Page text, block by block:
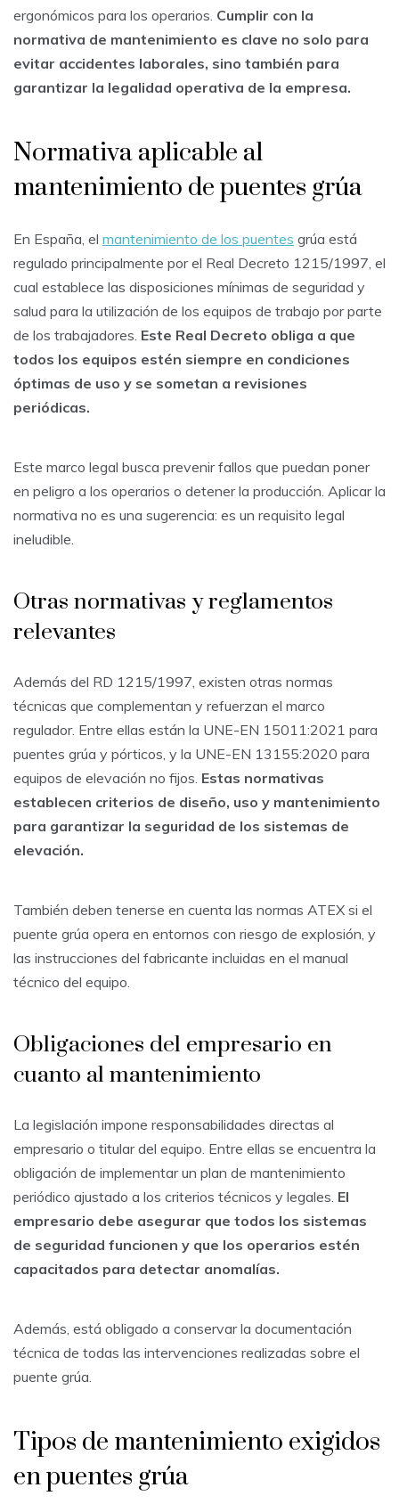
ergonómicos para los operarios. Cumplir con la
normativa de mantenimiento es clave no solo para
evitar accidentes laborales, sino también para
garantizar la legalidad operativa de la empresa.
Normativa aplicable al
mantenimiento de puentes grúa
En España, el mantenimiento de los puentes grúa está
regulado principalmente por el Real Decreto 1215/1997, el
cual establece las disposiciones mínimas de seguridad y
salud para la utilización de los equipos de trabajo por parte
de los trabajadores. Este Real Decreto obliga a que
todos los equipos estén siempre en condiciones
óptimas de uso y se sometan a revisiones
periódicas.
Este marco legal busca prevenir fallos que puedan poner
en peligro a los operarios o detener la producción. Aplicar la
normativa no es una sugerencia: es un requisito legal
ineludible.
Otras normativas y reglamentos
relevantes
Además del RD 1215/1997, existen otras normas
técnicas que complementan y refuerzan el marco
regulador. Entre ellas están la UNE-EN 15011:2021 para
puentes grúa y pórticos, y la UNE-EN 13155:2020 para
equipos de elevación no fijos. Estas normativas
establecen criterios de diseño, uso y mantenimiento
para garantizar la seguridad de los sistemas de
elevación.
También deben tenerse en cuenta las normas ATEX si el
puente grúa opera en entornos con riesgo de explosión, y
las instrucciones del fabricante incluidas en el manual
técnico del equipo.
Obligaciones del empresario en
cuanto al mantenimiento
La legislación impone responsabilidades directas al
empresario o titular del equipo. Entre ellas se encuentra la
obligación de implementar un plan de mantenimiento
periódico ajustado a los criterios técnicos y legales. El
empresario debe asegurar que todos los sistemas
de seguridad funcionen y que los operarios estén
capacitados para detectar anomalías.
Además, está obligado a conservar la documentación
técnica de todas las intervenciones realizadas sobre el
puente grúa.
Tipos de mantenimiento exigidos
en puentes grúa